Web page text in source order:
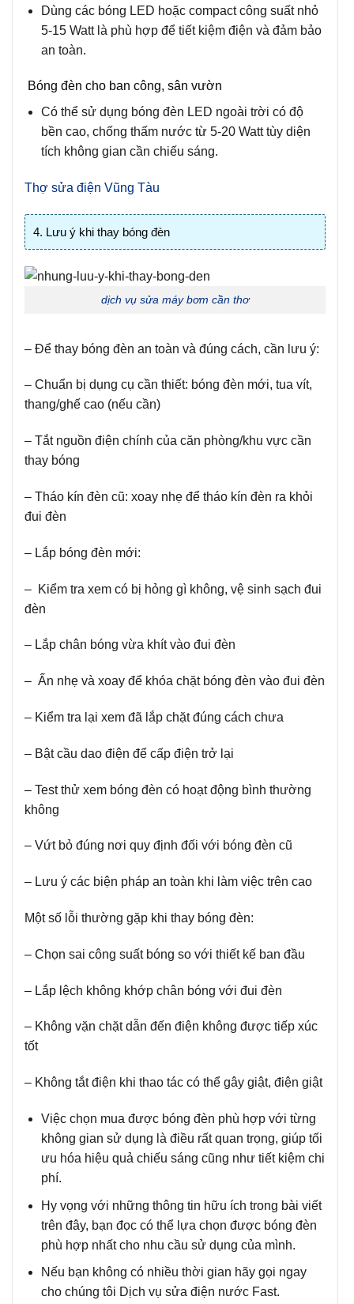
Dùng các bóng LED hoặc compact công suất nhỏ
5-15 Watt là phù hợp để tiết kiệm điện và đảm bảo
an toàn.
Bóng đèn cho ban công, sân vườn
Có thể sử dụng bóng đèn LED ngoài trời có độ
bền cao, chống thấm nước từ 5-20 Watt tùy diện
tích không gian cần chiếu sáng.
Thợ sửa điện Vũng Tàu
4. Lưu ý khi thay bóng đèn
dịch vụ sửa máy bơm cần thơ
– Để thay bóng đèn an toàn và đúng cách, cần lưu ý:
– Chuẩn bị dụng cụ cần thiết: bóng đèn mới, tua vít,
thang/ghế cao (nếu cần)
– Tắt nguồn điện chính của căn phòng/khu vực cần
thay bóng
– Tháo kín đèn cũ: xoay nhẹ để tháo kín đèn ra khỏi
đui đèn
– Lắp bóng đèn mới:
– Kiểm tra xem có bị hỏng gì không, vệ sinh sạch đui
đèn
– Lắp chân bóng vừa khít vào đui đèn
– Ấn nhẹ và xoay để khóa chặt bóng đèn vào đui đèn
– Kiểm tra lại xem đã lắp chặt đúng cách chưa
– Bật cầu dao điện để cấp điện trở lại
– Test thử xem bóng đèn có hoạt động bình thường
không
– Vứt bỏ đúng nơi quy định đối với bóng đèn cũ
– Lưu ý các biện pháp an toàn khi làm việc trên cao
Một số lỗi thường gặp khi thay bóng đèn:
– Chọn sai công suất bóng so với thiết kế ban đầu
– Lắp lệch không khớp chân bóng với đui đèn
– Không vặn chặt dẫn đến điện không được tiếp xúc
tốt
– Không tắt điện khi thao tác có thể gây giật, điện giật
Việc chọn mua được bóng đèn phù hợp với từng
không gian sử dụng là điều rất quan trọng, giúp tối
ưu hóa hiệu quả chiếu sáng cũng như tiết kiệm chi
phí.
Hy vọng với những thông tin hữu ích trong bài viết
trên đây, bạn đọc có thể lựa chọn được bóng đèn
phù hợp nhất cho nhu cầu sử dụng của mình.
Nếu bạn không có nhiều thời gian hãy gọi ngay
cho chúng tôi Dịch vụ sửa điện nước Fast.